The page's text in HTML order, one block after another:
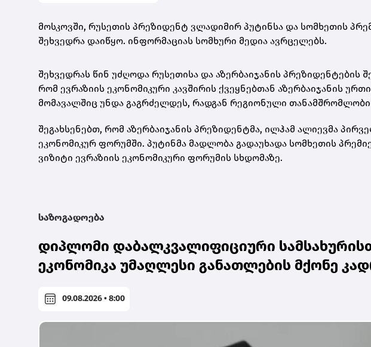
მოსკოვში, რუსეთის პრეზიდენტ ვლადიმირ პუტინსა და სომხეთის
შეხვედრა დაიწყო. ინფორმაციას სომხური მედია ავრცელებს.
შეხვედრას წინ უძღოდა რუსეთისა და აზერბაიჯანის პრეზიდენტების
რომ ევრაზიის ეკონომიკური კავშირის ქვეყნებთან აზერბაიჯანის
მომავალშიც უნდა გაგრძელდეს, რადგან რეგიონული
შეგახსენებთ, რომ აზერბაიჯანის პრეზიდენტმა, ილჰამ ალიევმა
ეკონომიკურ ფორუმში. პუტინმა მადლობა გადაუხადა სომხეთის
ვიზიტი ევრაზიის ეკონომიკური ფორუმის სხდომაზე.
საზოგადოება
დიპლომი დაბალკვალიფიციური
ეკონომიკა უმაღლესი განათლების მქონე
09.08.2026 • 8:00